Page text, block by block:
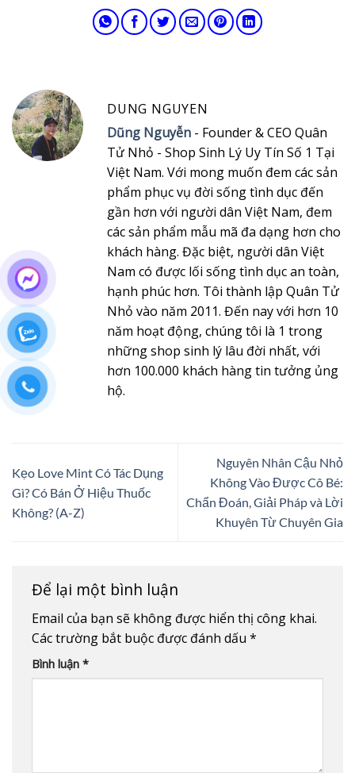
DUNG NGUYEN
Dũng Nguyễn - Founder & CEO Quân
Tử Nhỏ - Shop Sinh Lý Uy Tín Số 1 Tại
Việt Nam. Với mong muốn đem các sản
phẩm phục vụ đời sống tình dục đến
gần hơn với người dân Việt Nam, đem
các sản phẩm mẫu mã đa dạng hơn cho
khách hàng. Đặc biệt, người dân Việt
Nam có được lối sống tình dục an toàn,
hạnh phúc hơn. Tôi thành lập Quân Tử
Nhỏ vào năm 2011. Đến nay với hơn 10
năm hoạt động, chúng tôi là 1 trong
những shop sinh lý lâu đời nhất, với
hơn 100.000 khách hàng tin tưởng ủng
hộ.
Kẹo Love Mint Có Tác Dụng
Gì? Có Bán Ở Hiệu Thuốc
Không? (A-Z)
Nguyên Nhân Cậu Nhỏ
Không Vào Được Cô Bé:
Chẩn Đoán, Giải Pháp và Lời
Khuyên Từ Chuyên Gia
Để lại một bình luận
Email của bạn sẽ không được hiển thị công khai.
Các trường bắt buộc được đánh dấu *
Bình luận *